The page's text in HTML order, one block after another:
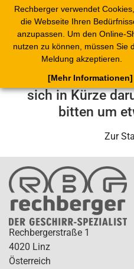
Rechberger verwendet
die Webseite Ihren
anzupassen. Um den Online-
nutzen zu können, müssen Sie
Meldung akzeptieren.
[Mehr Informationen]
Leider ist ein
aufgetreten.
sich in Kürze
bitten um
Zur
Rechbergerstraße 1
4020 Linz
Österreich